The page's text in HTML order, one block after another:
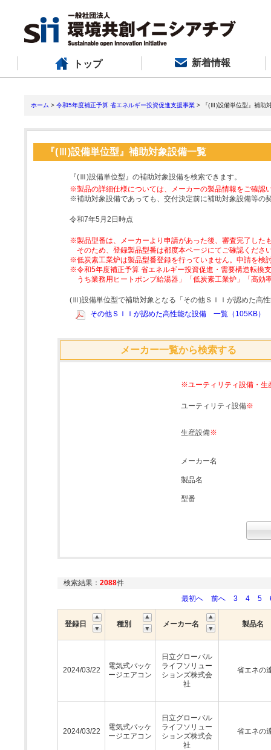
トップ 新着情報
ホーム > 令和5年度補正予算 省エネルギー投資促進支援事業 > 『(Ⅲ)設備単位型』補助
『(Ⅲ)設備単位型』補助対象設備一覧
『(Ⅲ)設備単位型』の補助対象設備を検索できます。
※製品の詳細仕様については、メーカーの製品情報をご確認
※補助対象設備であっても、交付決定前に補助対象設備等の
令和7年5月2日時点
※製品型番は、メーカーより申請があった後、審査完了した
そのため、登録製品型番は都度本ページにてご確認くださ
※低炭素工業炉は製品型番登録を行っていません。申請を検
※令和5年度補正予算 省エネルギー投資促進・需要構造転換
うち業務用ヒートポンプ給湯器」「低炭素工業炉」「高
(Ⅲ)設備単位型で補助対象となる「その他ＳＩＩが認めた高
その他ＳＩＩが認めた高性能な設備 一覧（105KB）
メーカー一覧から検索する
※ユーティリティ設備・生
ユーティリティ設備※
生産設備※
メーカー名
製品名
型番
検索結果： 2088件
最初へ
前へ 3 4 5
登録日 種別 メーカー名 製品名
2024/03/22
電気式パッケ
ージエアコン
日立グローバル
ライフソリュー
ションズ株式会
社
省エネの
2024/03/22
電気式パッケ
ージエアコン
日立グローバル
ライフソリュー
ションズ株式会
社
省エネの